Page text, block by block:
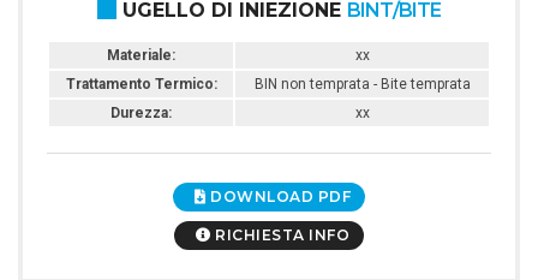
UGELLO DI INIEZIONE BINT/BITE
Materiale:
xx
Trattamento Termico:
BIN non temprata - Bite temprata
Durezza:
xx
DOWNLOAD PDF
RICHIESTA INFO